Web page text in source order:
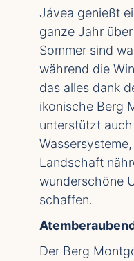
Jávea genießt
ganze Jahr
Sommer sind
während die
das alles dank
ikonische Berg
unterstützt
Landschaft
wunderschöne
schaffen.
Der Berg